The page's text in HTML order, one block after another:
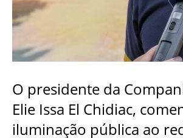
O presidente da
Elie Issa El Chidiac,
iluminação pública ao